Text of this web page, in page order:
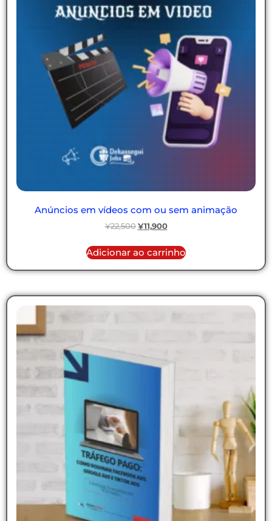
Anúncios em vídeos com ou sem animação
¥22,500 ¥11,900
Adicionar ao carrinho